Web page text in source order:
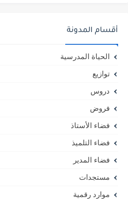
أقسام المدونة
الحياة المدرسية
توازيع
دروس
فروض
فضاء الأستاذ
فضاء التلميذ
فضاء المدير
مستجدات
موارد رقمية